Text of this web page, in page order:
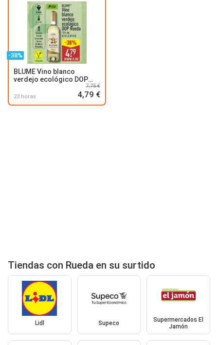
-38%
BLUME Vino blanco
verdejo ecológico DOP
23 horas
7,75 €
4,79 €
Tiendas con Rueda en su surtido
Lidl Supeco
Supermercados El
Jamón